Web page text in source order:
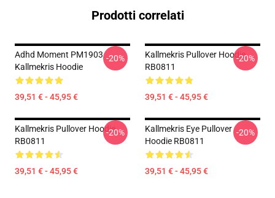
Prodotti correlati
Adhd Moment PM1903
Kallmekris Hoodie
39,51 € - 45,95 €
-20%
Kallmekris Pullover Hoodie
RB0811
39,51 € - 45,95 €
-20%
Kallmekris Pullover Hoodie
RB0811
39,51 € - 45,95 €
-20%
Kallmekris Eye Pullover
Hoodie RB0811
39,51 € - 45,95 €
-20%